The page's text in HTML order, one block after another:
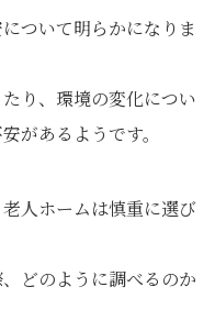
ついて明らかになりま
り、環境の変化につい
があるようです。
人ホームは慎重に選び
どのように調べるのか